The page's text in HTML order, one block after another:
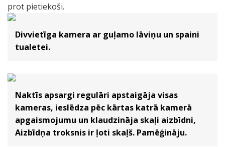
prot pietiekoši.
Divvietīga kamera ar guļamo lāviņu un spaini
tualetei.
Naktīs apsargi regulāri apstaigāja visas
kameras, ieslēdza pēc kārtas katrā kamerā
apgaismojumu un klaudzināja skaļi aizbīdni,
Aizbīdņa troksnis ir ļoti skaļš. Pamēģināju.